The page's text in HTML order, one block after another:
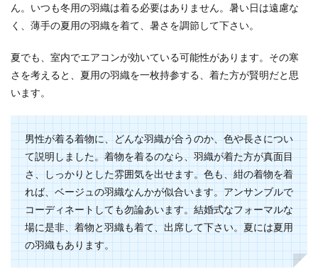
ん。いつも冬用の羽織は着る必要はありません。暑い日は遠慮な
く、薄手の夏用の羽織を着て、暑さを調節して下さい。
夏でも、室内でエアコンが効いている可能性があります。その寒
さを考えると、夏用の羽織を一枚持参する、着た方が賢明だと思
います。
男性が着る着物に、どんな羽織が合うのか、色や長さについ
て説明しました。着物を着るのなら、羽織が着た方が真面目
さ、しっかりとした雰囲気を出せます。色も、紺の着物を着
れば、ベージュの羽織なんかが似合います。アンサンブルで
コーディネートしても勿論あいます。結婚式なフォーマルな
場に是非、着物と羽織も着て、出席して下さい。夏には夏用
の羽織もあります。